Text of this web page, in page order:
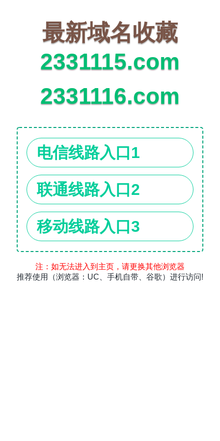
最新域名收藏
2331115.com
2331116.com
电信线路入口1
联通线路入口2
移动线路入口3
注：如无法进入到主页，请更换其他浏览器
推荐使用（浏览器：UC、手机自带、谷歌）进行访问!